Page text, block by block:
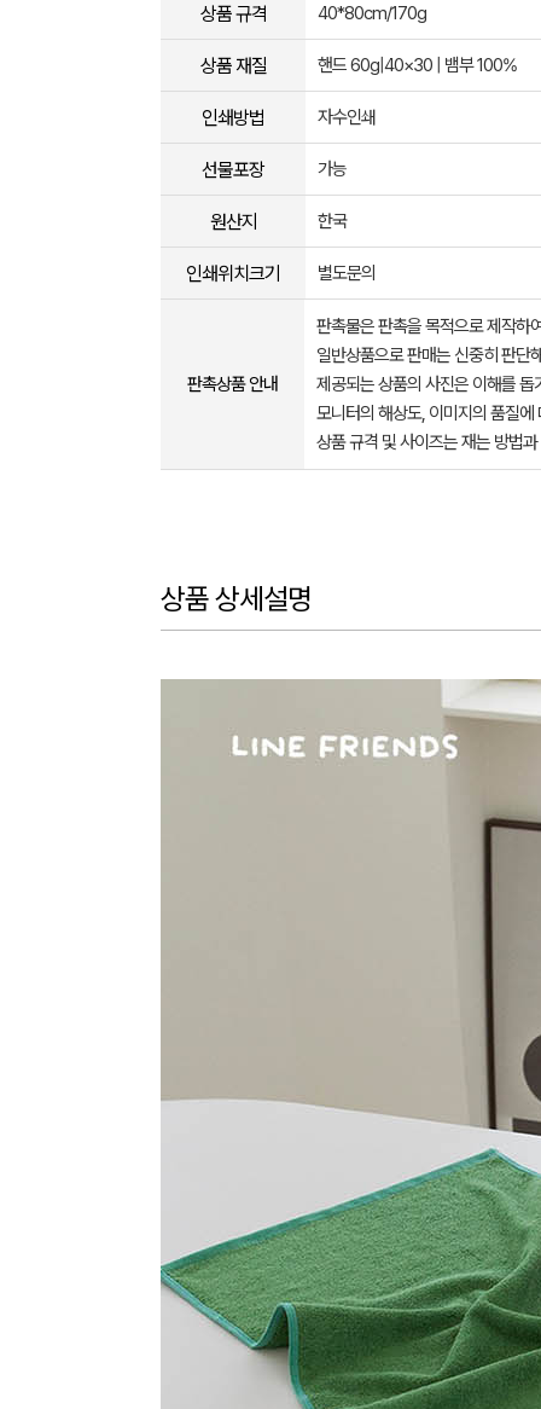
상품 규격 40*80cm/170g
상품 재질 핸드 60g|40×30 | 뱀부 100%
인쇄방법 자수인쇄
선물포장 가능
원산지 한국
인쇄위치크기 별도문의
판촉상품 안내
판촉물은 판촉을 목적으로 제작하
일반상품으로 판매는 신중히 판단
제공되는 상품의 사진은 이해를
모니터의 해상도, 이미지의 품질
상품 규격 및 사이즈는 재는 방법
상품 상세설명